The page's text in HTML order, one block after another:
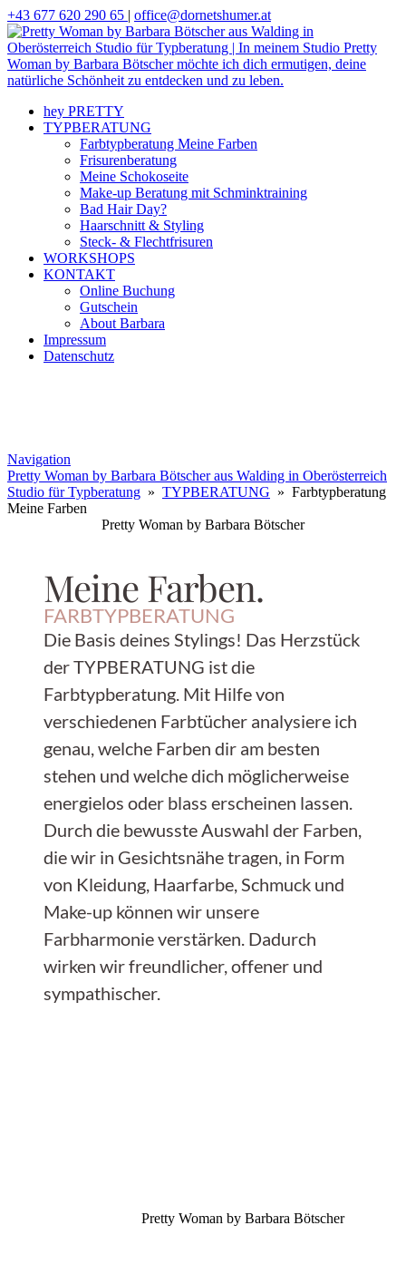
+43 677 620 290 65 | office@dornetshumer.at
hey PRETTY
TYPBERATUNG
Farbtypberatung Meine Farben
Frisurenberatung
Meine Schokoseite
Make-up Beratung mit Schminktraining
Bad Hair Day?
Haarschnitt & Styling
Steck- & Flechtfrisuren
WORKSHOPS
KONTAKT
Online Buchung
Gutschein
About Barbara
Impressum
Datenschutz
Navigation
Pretty Woman by Barbara Bötscher aus Walding in Oberösterreich
Studio für Typberatung » TYPBERATUNG » Farbtypberatung
Meine Farben
Pretty Woman by Barbara Bötscher
Meine Farben.
FARBTYPBERATUNG
Die Basis deines Stylings! Das Herzstück
der TYPBERATUNG ist die
Farbtypberatung. Mit Hilfe von
verschiedenen Farbtücher analysiere ich
genau, welche Farben dir am besten
stehen und welche dich möglicherweise
energielos oder blass erscheinen lassen.
Durch die bewusste Auswahl der Farben,
die wir in Gesichtsnähe tragen, in Form
von Kleidung, Haarfarbe, Schmuck und
Make-up können wir unsere
Farbharmonie verstärken. Dadurch
wirken wir freundlicher, offener und
sympathischer.
Pretty Woman by Barbara Bötscher